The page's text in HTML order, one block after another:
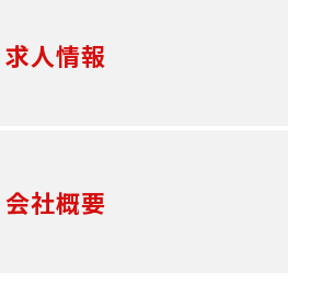
求人情報
会社概要